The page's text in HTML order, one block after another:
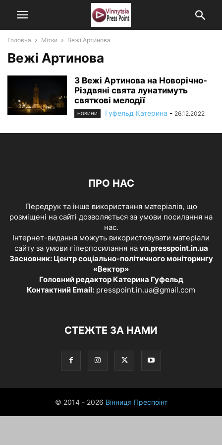
Головна Мітки Вежі Артинова
Вежі Артинова
З Вежі Артинова на Новорічно-
Різдвяні свята лунатимуть
святкові мелодії
НОВИНИ Гуфельд Катерина - 26.12.2022
ПРО НАС
Передрук та інше використання матеріалів, що
розміщені на сайті дозволяється за умови посилання на
нас.
Інтернет-видання можуть використовувати матеріали
сайту за умови гіперпосилання на vn.presspoint.in.ua
Засновник: Центр соціально-політичного моніторингу
«Вектор»
Головний редактор Катерина Гуфельд
Контактний Email: presspoint.in.ua@gmail.com
СТЕЖТЕ ЗА НАМИ
© 2014 - 2026 Вінниця Преспоінт